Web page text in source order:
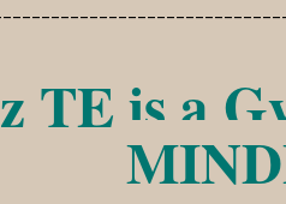
TE is a